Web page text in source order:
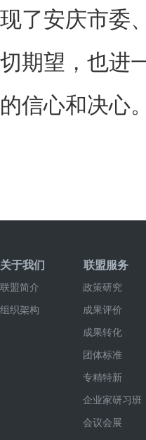
现了安庆市委
切期望，也进
的信心和决心。
关于我们 联盟服务
联盟简介
组织架构
政策研究
成果评价
成果转化
团体标准
专精特新
企业家研习班
会议会展